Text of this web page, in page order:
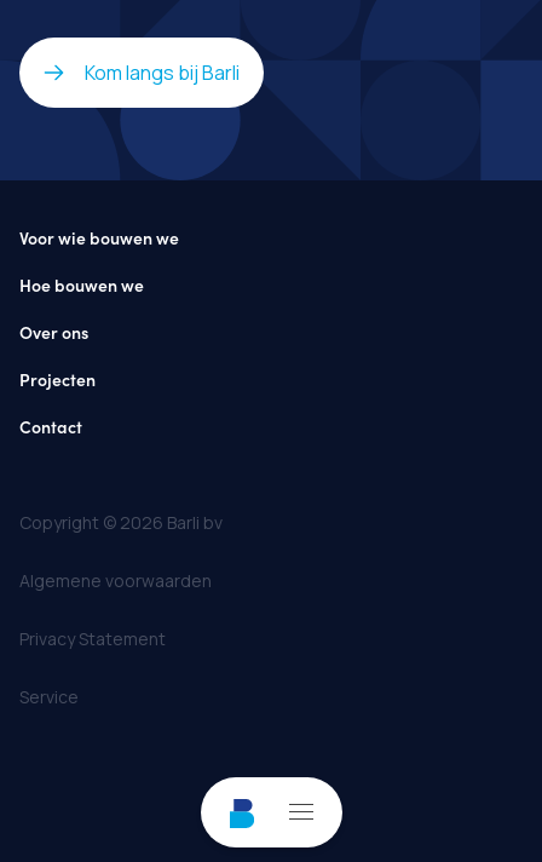
Kom langs bij Barli
Voor wie bouwen we
Hoe bouwen we
Over ons
Projecten
Contact
Copyright © 2026 Barli bv
Algemene voorwaarden
Privacy Statement
Service